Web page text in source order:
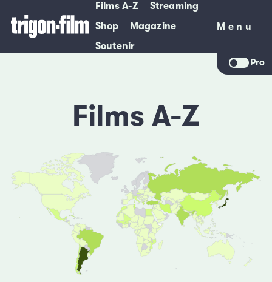
Films A-Z
Streaming
Shop
Magazine
Soutenir
Menu
Menu
Pro
Films A-Z